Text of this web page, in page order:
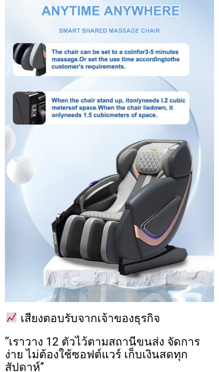
เสียงตอบรับจากเจ้าของธุรกิจ
“เราวาง 12 ตัวไว้ตามสถานีขนส่ง จัดการ
ง่าย ไม่ต้องใช้ซอฟต์แวร์ เก็บเงินสดทุก
สัปดาห์”